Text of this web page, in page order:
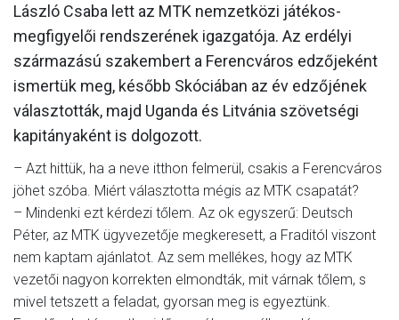
SZURKOLÓI ÉLMÉNYEK
AKKREDITÁCIÓ
László Csaba lett az MTK nemzetközi játékos-
megfigyelői rendszerének igazgatója. Az erdélyi
származású szakembert a Ferencváros edzőjeként
ismertük meg, később Skóciában az év edzőjének
választották, majd Uganda és Litvánia szövetségi
kapitányaként is dolgozott.
– Azt hittük, ha a neve itthon felmerül, csakis a Ferencváros
jöhet szóba. Miért választotta mégis az MTK csapatát?
– Mindenki ezt kérdezi tőlem. Az ok egyszerű: Deutsch
Péter, az MTK ügyvezetője megkeresett, a Fraditól viszont
nem kaptam ajánlatot. Az sem mellékes, hogy az MTK
vezetői nagyon korrekten elmondták, mit várnak tőlem, s
mivel tetszett a feladat, gyorsan meg is egyeztünk.